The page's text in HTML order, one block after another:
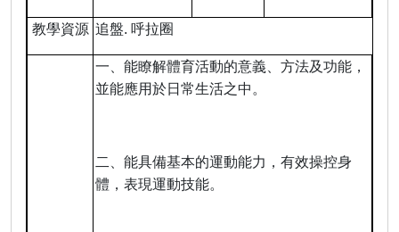
教學資源 追盤. 呼拉圈
一、能瞭解體育活動的意義、方法及功能，
並能應用於日常生活之中。
二、能具備基本的運動能力，有效操控身
體，表現運動技能。